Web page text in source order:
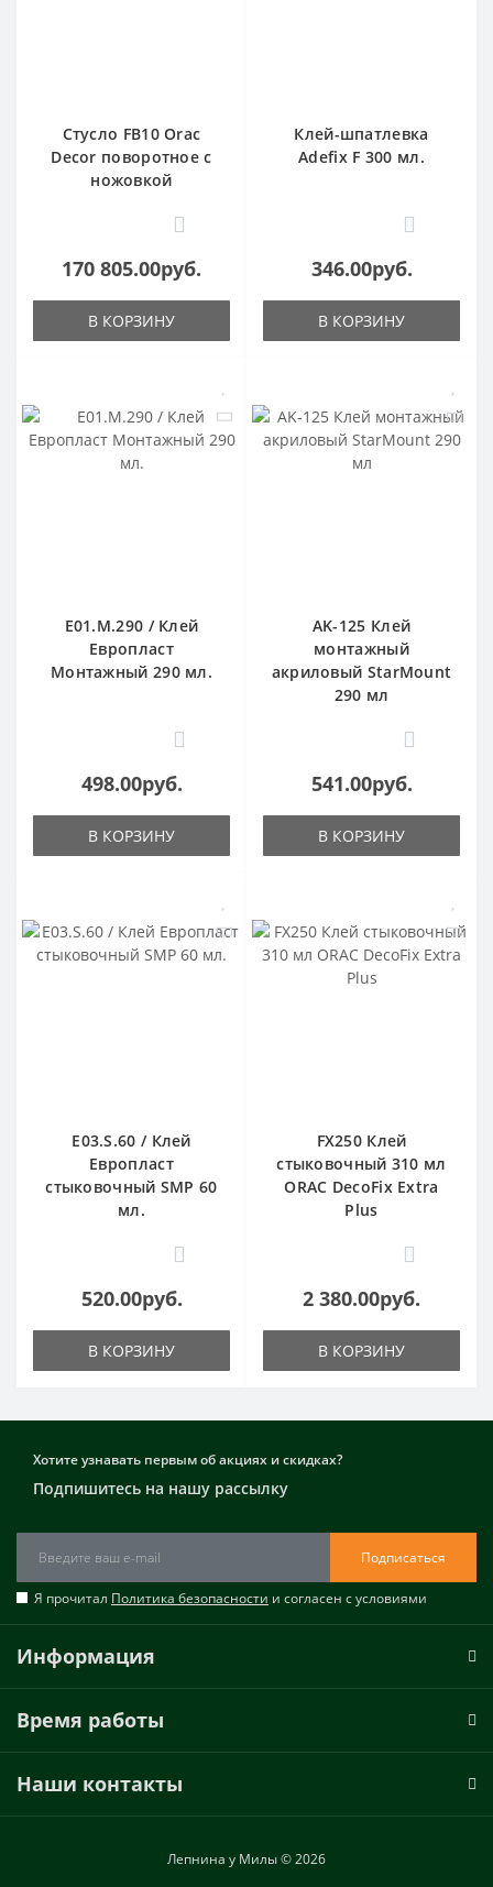
Стусло FB10 Orac
Decor поворотное с
ножовкой
1
170 805.00руб.
В КОРЗИНУ
Клей-шпатлевка
Adefix F 300 мл.
0
346.00руб.
В КОРЗИНУ
E01.M.290 / Клей
Европласт
Монтажный 290 мл.
0
498.00руб.
В КОРЗИНУ
AK-125 Клей
монтажный
акриловый StarMount
290 мл
0
541.00руб.
В КОРЗИНУ
E03.S.60 / Клей
Европласт
стыковочный SMP 60
мл.
0
520.00руб.
В КОРЗИНУ
FX250 Клей
стыковочный 310 мл
ORAC DecoFix Extra
Plus
0
2 380.00руб.
В КОРЗИНУ
Хотите узнавать первым об акциях и скидках?
Подпишитесь на нашу рассылку
Подписаться
Я прочитал Политика безопасности и согласен с условиями
Информация
Время работы
Наши контакты
Лепнина у Милы © 2026